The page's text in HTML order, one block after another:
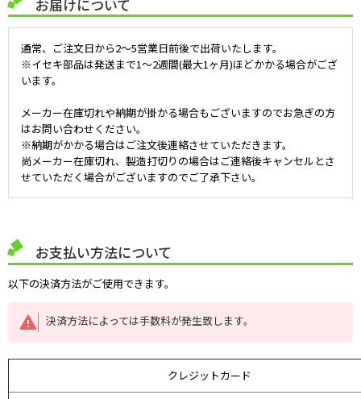
お届けについて
通常、ご注文日から2～5営業日前後で出荷いたします。
※イセキ部品は発送まで1～2週間(最大1ヶ月)ほどかかる場合がござ
います。
メーカー在庫切れや納期が掛かる場合もございますのでお急ぎの方
はお問い合わせください。
※納期がかかる場合はご注文後連絡させていただきます。
尚メーカー在庫切れ、製造打切りの場合はご連絡後キャンセルとさ
せていただく場合がございますのでご了承下さい。
お支払い方法について
以下の決済方法がご使用できます。
決済方法によっては手数料が発生致します。
クレジットカード